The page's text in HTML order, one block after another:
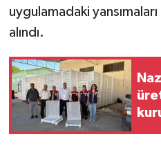
uygulamadaki
alındı.